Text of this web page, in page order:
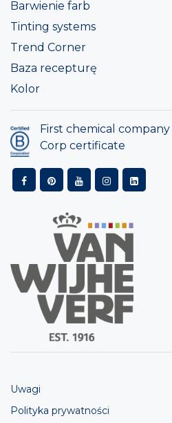
Barwienie farb
Tinting systems
Trend Corner
Baza recepturę
Kolor
First chemical
Corp certificate
Uwagi
Polityka prywatności